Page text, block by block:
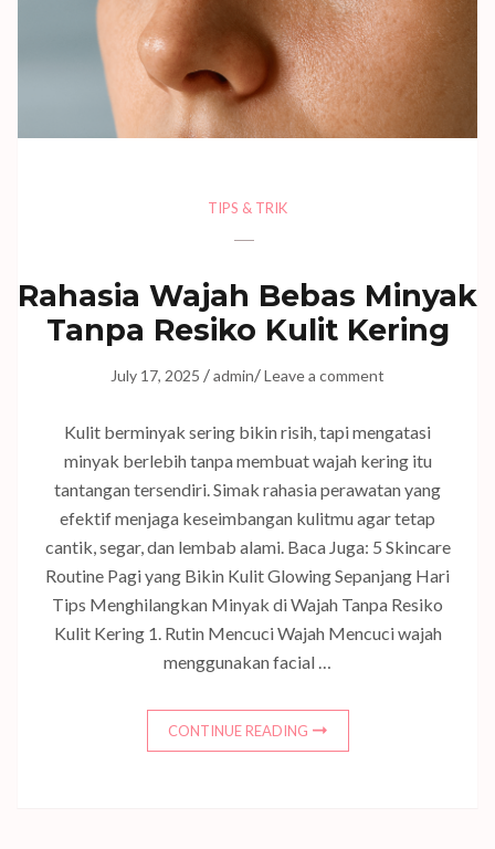
TIPS & TRIK
Rahasia Wajah Bebas Minyak
Tanpa Resiko Kulit Kering
July 17, 2025 /admin/Leave a comment
Kulit berminyak sering bikin risih, tapi mengatasi
minyak berlebih tanpa membuat wajah kering itu
tantangan tersendiri. Simak rahasia perawatan yang
efektif menjaga keseimbangan kulitmu agar tetap
cantik, segar, dan lembab alami. Baca Juga: 5 Skincare
Routine Pagi yang Bikin Kulit Glowing Sepanjang Hari
Tips Menghilangkan Minyak di Wajah Tanpa Resiko
Kulit Kering 1. Rutin Mencuci Wajah Mencuci wajah
menggunakan facial …
CONTINUE READING